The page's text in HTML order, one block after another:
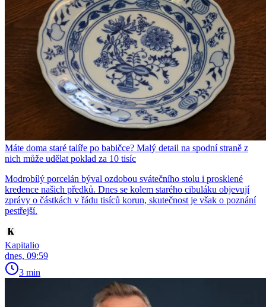
Máte doma staré talíře po babičce? Malý detail na spodní straně z
nich může udělat poklad za 10 tisíc
Modrobílý porcelán býval ozdobou svátečního stolu i prosklené
kredence našich předků. Dnes se kolem starého cibuláku objevují
zprávy o částkách v řádu tisíců korun, skutečnost je však o poznání
pestřejší.
Kapitalio
dnes, 09:59
3 min